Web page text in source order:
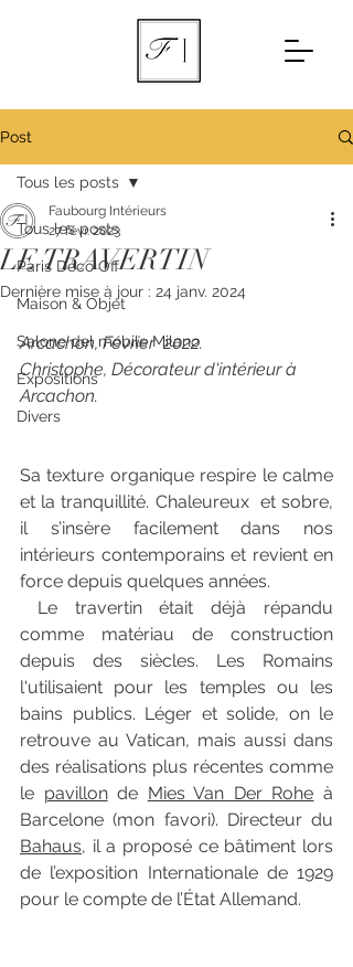
Post
Tous les posts
Paris Déco Off
Maison & Objet
Salone del mobile Milano
Expositions
Divers
Tous les posts
LE TRAVERTIN
Faubourg Intérieurs
27 févr. 2023
Dernière mise à jour : 24 janv. 2024
Arcachon, Février  2022.
Christophe, Décorateur d'intérieur à
Arcachon.
Sa texture organique respire le calme
et la tranquillité. Chaleureux  et sobre,
il s’insère facilement dans nos
intérieurs contemporains et revient en
force depuis quelques années.
comme matériau de construction
depuis des siècles. Les Romains
l'utilisaient pour les temples ou les
bains publics. Léger et solide, on le
retrouve au Vatican, mais aussi dans
des réalisations plus récentes comme
le pavillon de Mies Van Der Rohe à
Bahaus, il a proposé ce bâtiment lors
de l’exposition Internationale de 1929
pour le compte de l’État Allemand.